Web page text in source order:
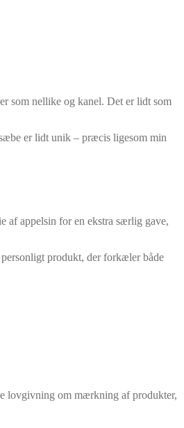
som nellike og kanel. Det er lidt som
er lidt unik – præcis ligesom min
af appelsin for en ekstra særlig gave,
produkt, der forkæler både
lovgivning om mærkning af produkter,